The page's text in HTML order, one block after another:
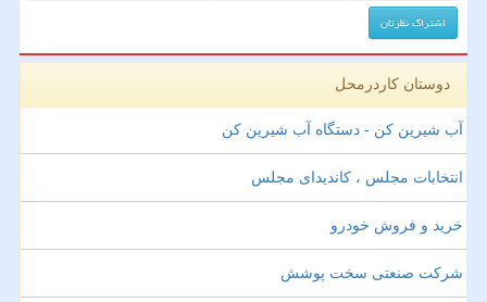
دوستان کاردرمحل
آب شیرین کن - دستگاه آب شیرین کن
انتخابات مجلس ، کاندیدای مجلس
خرید و فروش خودرو
شرکت صنعتی سخت پوشش